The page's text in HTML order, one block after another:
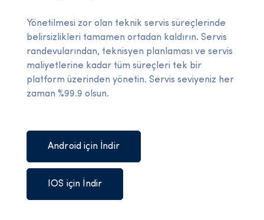
Yönetilmesi zor olan teknik servis süreçlerinde
belirsizlikleri tamamen ortadan kaldırın. Servis
randevularından, teknisyen planlaması ve servis
maliyetlerine kadar tüm süreçleri tek bir
platform üzerinden yönetin. Servis seviyeniz her
zaman %99.9 olsun.
Android için İndir
IOS için İndir